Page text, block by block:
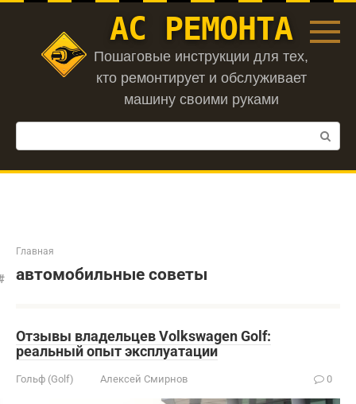
Перейти
АС РЕМОНТА
Пошаговые инструкции для тех,
кто ремонтирует и обслуживает
машину своими руками
Поиск:
Главная
автомобильные советы
Отзывы владельцев Volkswagen Golf:
реальный опыт эксплуатации
Гольф (Golf) Алексей Смирнов 0